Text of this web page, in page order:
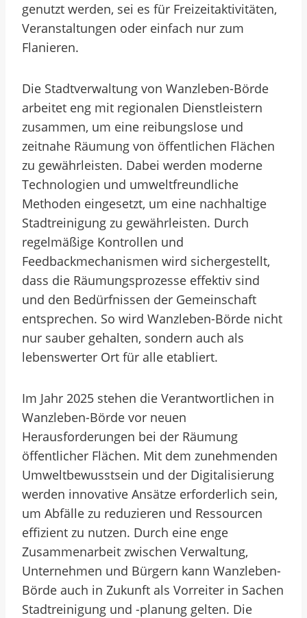
genutzt werden, sei es für Freizeitaktivitäten,
Veranstaltungen oder einfach nur zum
Flanieren.
Die Stadtverwaltung von Wanzleben-Börde
arbeitet eng mit regionalen Dienstleistern
zusammen, um eine reibungslose und
zeitnahe Räumung von öffentlichen Flächen
zu gewährleisten. Dabei werden moderne
Technologien und umweltfreundliche
Methoden eingesetzt, um eine nachhaltige
Stadtreinigung zu gewährleisten. Durch
regelmäßige Kontrollen und
Feedbackmechanismen wird sichergestellt,
dass die Räumungsprozesse effektiv sind
und den Bedürfnissen der Gemeinschaft
entsprechen. So wird Wanzleben-Börde nicht
nur sauber gehalten, sondern auch als
lebenswerter Ort für alle etabliert.
Im Jahr 2025 stehen die Verantwortlichen in
Wanzleben-Börde vor neuen
Herausforderungen bei der Räumung
öffentlicher Flächen. Mit dem zunehmenden
Umweltbewusstsein und der Digitalisierung
werden innovative Ansätze erforderlich sein,
um Abfälle zu reduzieren und Ressourcen
effizient zu nutzen. Durch eine enge
Zusammenarbeit zwischen Verwaltung,
Unternehmen und Bürgern kann Wanzleben-
Börde auch in Zukunft als Vorreiter in Sachen
Stadtreinigung und -planung gelten. Die